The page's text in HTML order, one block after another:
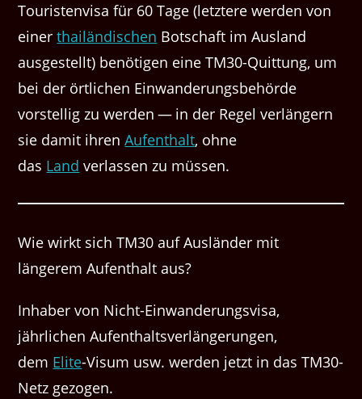
Touristenvisa für 60 Tage (letztere werden von
einerthailändischen Botschaft im Ausland
ausgestellt) benötigen eine TM30-Quittung, um
bei der örtlichen Einwanderungsbehörde
vorstellig zu werden — in der Regel verlängern
sie damit ihrenAufenthalt, ohne
das Land verlassen zu müssen.
Wie wirkt sich TM30 auf Ausländer mit
längerem Aufenthalt aus?
Inhaber von Nicht-Einwanderungsvisa,
jährlichen Aufenthaltsverlängerungen,
dem Elite-Visum usw. werden jetzt in das TM30-
Netz gezogen.